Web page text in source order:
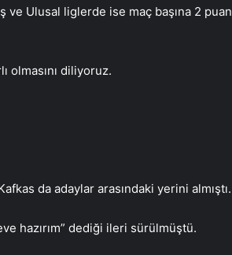
ve Ulusal liglerde ise maç başına 2 puan
olmasını diliyoruz.
da adaylar arasındaki yerini almıştı.
hazırım” dediği ileri sürülmüştü.
Zihnin Gizemli Sınırları ve Ötesi :
Nasılnedir.com